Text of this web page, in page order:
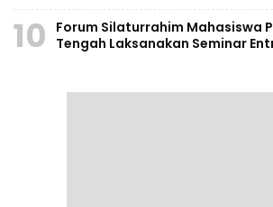
10
Forum Silaturrahim Mahasiswa
Tengah Laksanakan Seminar